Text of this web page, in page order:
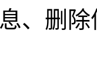
、删